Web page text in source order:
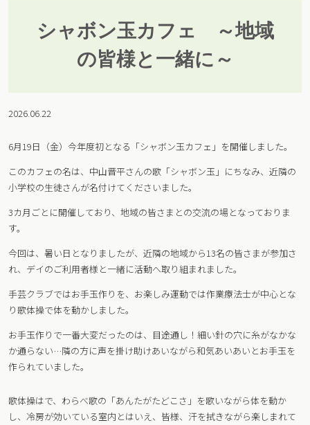
シャボン玉カフェ ～地域
の皆様と一緒に～
2026.06.22
6月19日（金）今年度初となる「シャボン玉カフェ」を開催しました。
このカフェの名は、中山晋平さんの歌「シャボン玉」にちなみ、近隣の
小学校の生徒さんが名付けてくださいました。
3カ月ごとに開催しており、地域の皆さまとの交流の場となっておりま
す。
今回は、暑い日となりましたが、近隣の地域から13名の皆さまが参加さ
れ、デイのご利用者様と一緒に活動へ取り組まれました。
手芸クラブではお手玉作りを、お楽しみ運動では作業療法士が中心とな
り歌体操で体を動かしました。
お手玉作りで一番大変だったのは、目途通し！細い針の穴に糸がなかな
か通らない…隣の方に声を掛け助けあいながら和気あいあいとお手玉を
作られていました。
歌体操はで、わらべ歌の「あんたがたどこさ」を歌いながら体を動か
し、冷房が効いている室内とはいえ、皆様、汗を拭きながら楽しまれて